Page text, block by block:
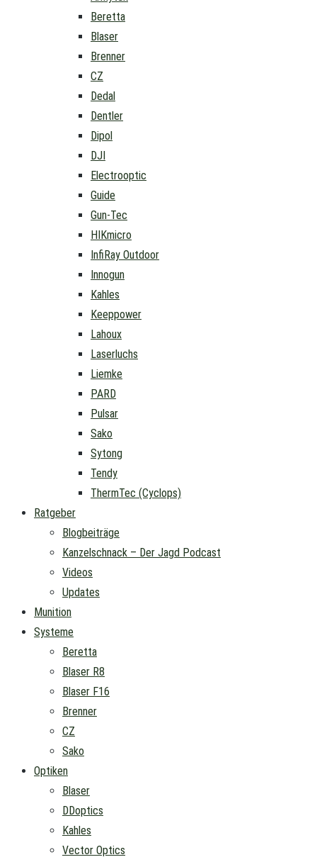
Beretta
Blaser
Brenner
CZ
Dedal
Dentler
Dipol
DJI
Electrooptic
Guide
Gun-Tec
HIKmicro
InfiRay Outdoor
Innogun
Kahles
Keeppower
Lahoux
Laserluchs
Liemke
PARD
Pulsar
Sako
Sytong
Tendy
ThermTec (Cyclops)
Ratgeber
Blogbeiträge
Kanzelschnack – Der Jagd Podcast
Videos
Updates
Munition
Systeme
Beretta
Blaser R8
Blaser F16
Brenner
CZ
Sako
Optiken
Blaser
DDoptics
Kahles
Vector Optics